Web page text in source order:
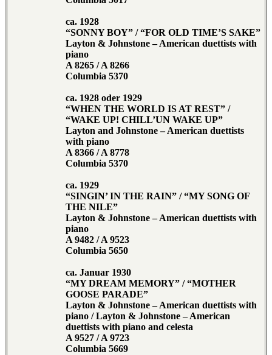
ca. 1928
“SONNY BOY” / “FOR OLD TIME’S SAKE”
Layton & Johnstone – American duettists with
piano
A 8265 / A 8266
Columbia 5370
ca. 1928 oder 1929
“WHEN THE WORLD IS AT REST” /
“WAKE UP! CHILL’UN WAKE UP”
Layton and Johnstone – American duettists
with piano
A 8366 / A 8778
Columbia 5370
ca. 1929
“SINGIN’ IN THE RAIN” / “MY SONG OF
THE NILE”
Layton & Johnstone – American duettists with
piano
A 9482 / A 9523
Columbia 5650
ca. Januar 1930
“MY DREAM MEMORY” / “MOTHER
GOOSE PARADE”
Layton & Johnstone – American duettists with
piano / Layton & Johnstone – American
duettists with piano and celesta
A 9527 / A 9723
Columbia 5669